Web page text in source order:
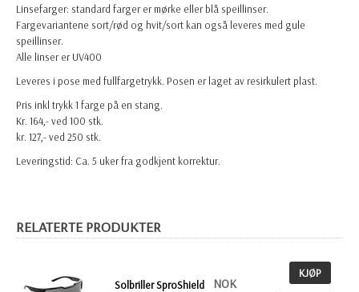
Linsefarger: standard farger er mørke eller blå speillinser.
Fargevariantene sort/rød og hvit/sort kan også leveres med gule
speillinser.
Alle linser er UV400
Leveres i pose med fullfargetrykk. Posen er laget av resirkulert plast.
Pris inkl trykk 1 farge på en stang.
Kr. 164,- ved 100 stk.
kr. 127,- ved 250 stk.
Leveringstid: Ca. 5 uker fra godkjent korrektur.
RELATERTE PRODUKTER
Solbriller SproShield
NOK
KJØP